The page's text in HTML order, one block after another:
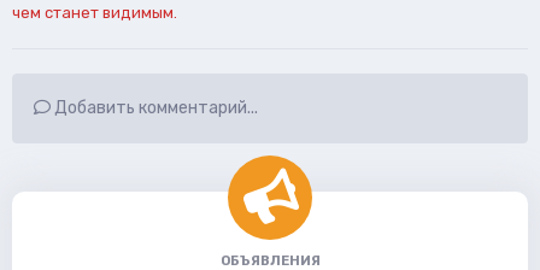
чем станет видимым.
Добавить комментарий...
ОБЪЯВЛЕНИЯ